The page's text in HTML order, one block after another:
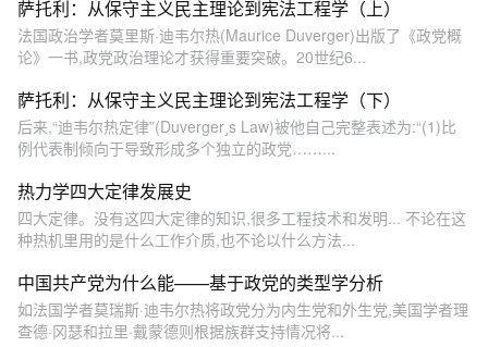
萨托利：从保守主义民主理论到宪法工程学（上）
法国政治学者莫里斯·迪韦尔热(Maurice Duverger)出版了《政党概
论》一书,政党政治理论才获得重要突破。20世纪6...
萨托利：从保守主义民主理论到宪法工程学（下）
后来,“迪韦尔热定律”(Duvergers Law)被他自己完整表述为:“(1)比
例代表制倾向于导致形成多个独立的政党……...
热力学四大定律发展史
四大定律。没有这四大定律的知识,很多工程技术和发明... 不论在这
种热机里用的是什么工作介质,也不论以什么方法...
中国共产党为什么能——基于政党的类型学分析
如法国学者莫瑞斯·迪韦尔热将政党分为内生党和外生党,美国学者理
查德·冈瑟和拉里·戴蒙德则根据族群支持情况将...